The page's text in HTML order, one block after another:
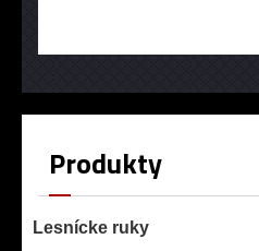
Produkty
Lesnícke ruky